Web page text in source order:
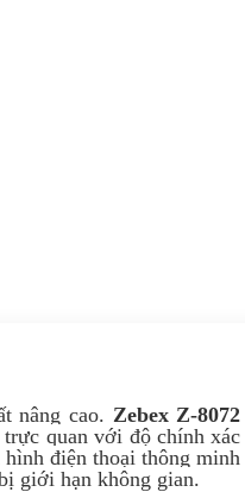
nâng cao. Zebex Z-8072
quan với độ chính xác
điện thoại thông minh
giới hạn không gian.